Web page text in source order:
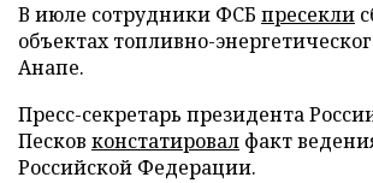
В июле сотрудники ФСБ пресекли
объектах топливно-
Анапе.
Пресс-секретарь президента
Песков констатировал факт
Российской Федерации.